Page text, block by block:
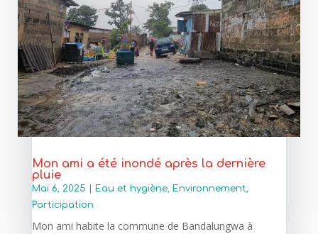
Mon ami a été inondé après la dernière
pluie
Mai 6, 2025 Eau et hygiène, Environnement,
Participation
Mon ami habite la commune de Bandalungwa à